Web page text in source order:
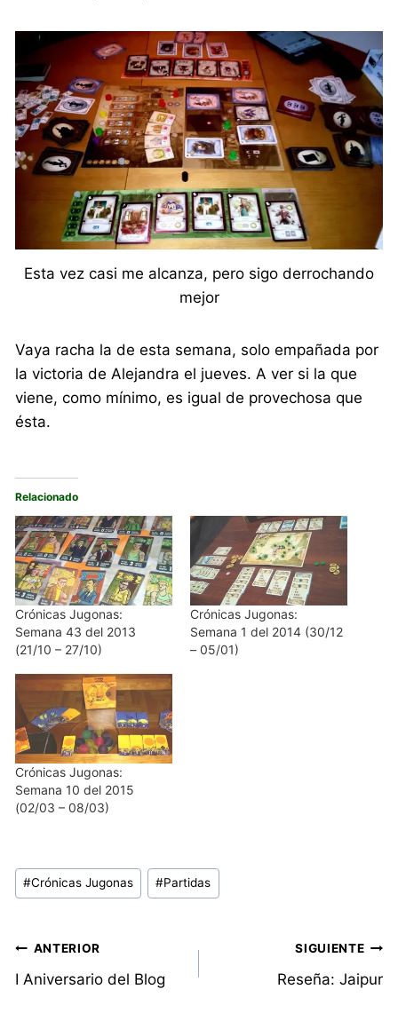
Esta vez casi me alcanza, pero sigo derrochando
mejor
Vaya racha la de esta semana, solo empañada por
la victoria de Alejandra el jueves. A ver si la que
viene, como mínimo, es igual de provechosa que
ésta.
Relacionado
Crónicas Jugonas:
Semana 43 del 2013
(21/10 – 27/10)
Crónicas Jugonas:
Semana 1 del 2014 (30/12
– 05/01)
Crónicas Jugonas:
Semana 10 del 2015
(02/03 – 08/03)
Etiquetas
de
entrada:
#Crónicas Jugonas #Partidas
Navegación
de
ANTERIOR
I Aniversario del Blog
SIGUIENTE
Reseña: Jaipur